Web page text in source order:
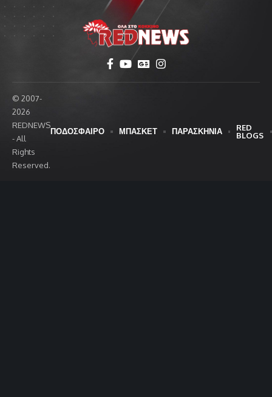
© 2007-
2026
REDNEWS
- All
Rights
Reserved.
ΠΟΔΟΣΦΑΙΡΟ ΜΠΑΣΚΕΤ ΠΑΡΑΣΚΗΝΙΑ
RED
BLOGS